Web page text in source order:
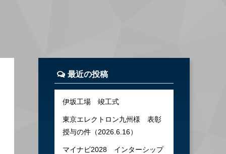
最近の投稿
伊坂工場 竣工式
東京エレクトロン九州様 表彰
授与の件（2026.6.16）
マイナビ2028 インターシップ